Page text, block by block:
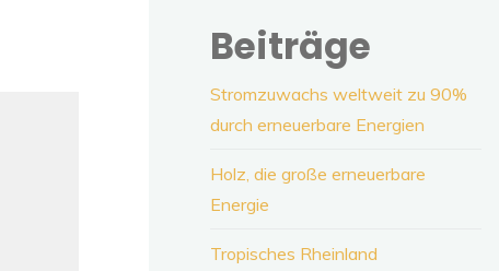
Beiträge
Stromzuwachs weltweit zu 90%
durch erneuerbare Energien
Holz, die große erneuerbare
Energie
Tropisches Rheinland